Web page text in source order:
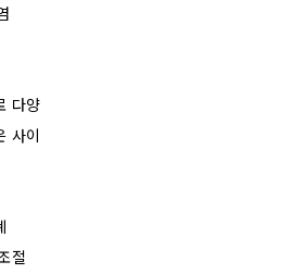
다양
사이
절